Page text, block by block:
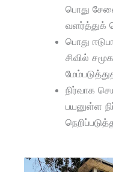
பொது
பொது
சிவில்
நிர்வாக
பயனுள்ள